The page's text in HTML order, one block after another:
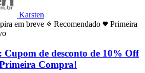
Karsten
em breve Recomendado
Primeira
de desconto de 10% Off
Compra!